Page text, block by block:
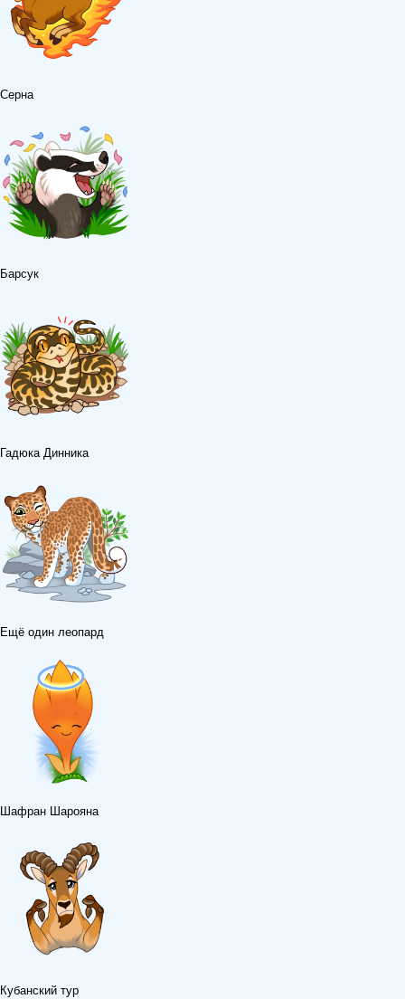
Серна
Барсук
Гадюка Динника
Ещё один леопард
Шафран Шарояна
Кубанский тур